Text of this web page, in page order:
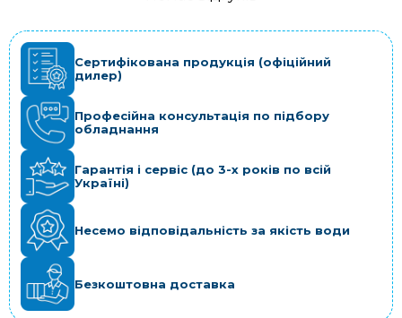
Сертифікована продукція (офіційний
дилер)
Професійна консультація по підбору
обладнання
Гарантія і сервіс (до 3-х років по всій
Україні)
Несемо відповідальність за якість води
Безкоштовна доставка